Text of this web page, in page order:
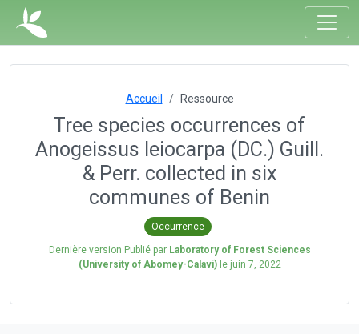
Accueil Ressource
Tree species occurrences of
Anogeissus leiocarpa (DC.) Guill.
& Perr. collected in six
communes of Benin
Occurrence
Dernière version Publié par Laboratory of Forest Sciences
(University of Abomey-Calavi)le juin 7, 2022